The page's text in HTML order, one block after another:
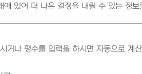
에 있어 더 나은 결정을 내릴 수 있는 정보
거나 평수를 입력을 하시면 자동으로 계